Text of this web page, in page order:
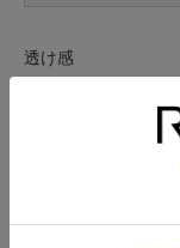
透け感
なし